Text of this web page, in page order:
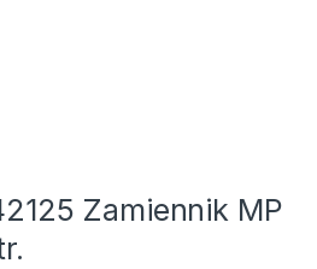
Zamiennik MP